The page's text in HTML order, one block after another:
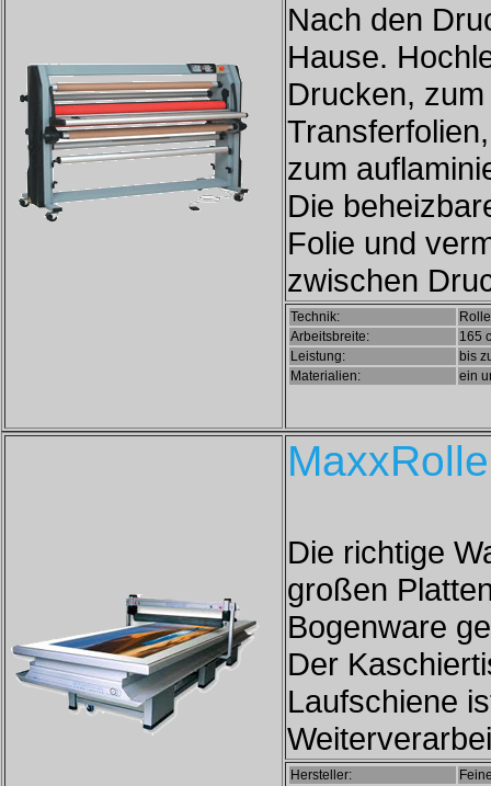
Nach den
Hause.
Drucken,
zum
Die
Folie und
zwischen
Technik:
Arbeitsbreite:
165
Leistung:
bis
Materialien:
ein
Die richtige
großen
Bogenware
Der
Laufschiene
Hersteller: